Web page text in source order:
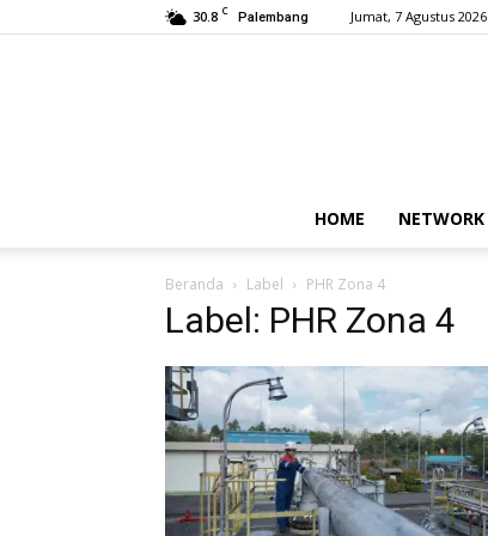
30.8 C Palembang Jumat, 7 Agustus 2026
HOME NETWORK
Beranda Label PHR Zona 4
Label: PHR Zona 4